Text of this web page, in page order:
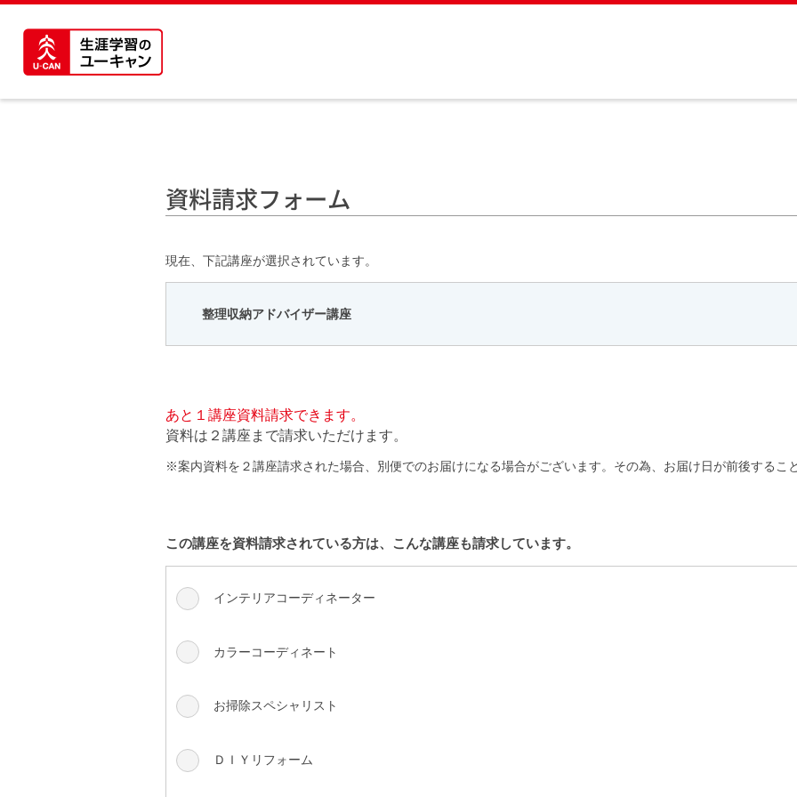
資料請求フォーム
現在、下記講座が選択されています。
整理収納アドバイザー講座
あと１講座資料請求できます。
資料は２講座まで請求いただけます。
※案内資料を２講座請求された場合、別便でのお届けになる場合がございます。その為、お届け日が前後するこ
この講座を資料請求されている方は、こんな講座も請求しています。
インテリアコーディネーター
カラーコーディネート
お掃除スペシャリスト
ＤＩＹリフォーム